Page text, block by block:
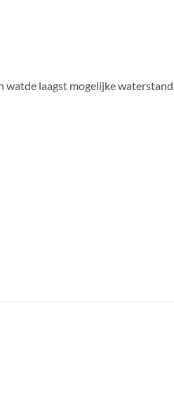
watde laagst mogelijke waterstand